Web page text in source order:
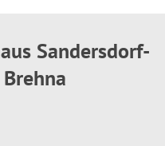
Sandersdorf-